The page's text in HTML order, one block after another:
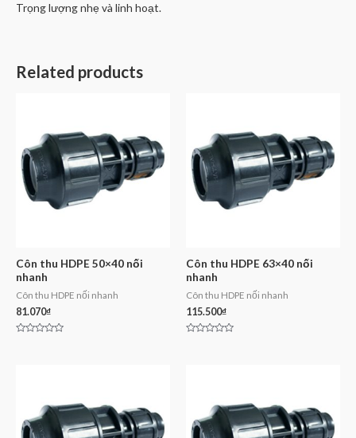
Trọng lượng nhẹ và linh hoạt.
Related products
Côn thu HDPE 50×40 nối
nhanh
Côn thu HDPE nối nhanh
81.070₫
Côn thu HDPE 63×40 nối
nhanh
Côn thu HDPE nối nhanh
115.500₫